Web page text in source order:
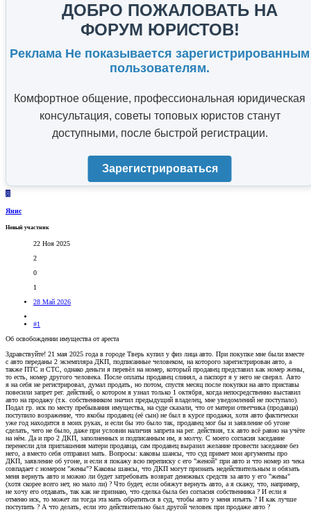
ДОБРО ПОЖАЛОВАТЬ НА
ФОРУМ ЮРИСТОВ!
Реклама Не показывается зарегистрированным
пользователям.
Комфортное общение, профессиональная юридическая
консультация, советы топовых юристов станут
доступными, после быстрой регистрации.
Зарегистрироваться
Я
Янис
Новый участник
22 Ноя 2025
2
0
1
28 Май 2026
#1
Об освобождении имущества от ареста
Здравствуйте! 21 мая 2025 года в городе Тверь купил у физ лица авто. При покупке мне были вместе
с авто переданы 2 экземпляра ДКП, подписанные человеком, на которого зарегистрирован авто, а
также ПТС и СТС, однако деньги я перевёл на номер, который продавец представил как номер жены,
то есть, номер другого человека. После оплаты продавец слинял, а паспорт я у него не сверял. Авто
я на себя не регистрировал, думал продать, но потом, спустя месяц после покупки на авто приставы
повесили запрет рег. действий, о котором я узнал только 1 октября, когда непосредственно выставил
авто на продажу (т.к. собственником значил предыдущий владелец, мне уведомлений не поступало).
Подал гр. иск по месту пребывания имущества, на суде сказали, что от матери ответчика (продавца)
поступило возражение, что якобы продавец (её сын) не был в курсе продажи, хотя авто фактически
уже год находится в моих руках, и если бы это было так, продавец мог бы и заявление об угоне
сделать, чего не было, даже при условии наличия запрета на рег. действия, т.к авто всё равно на учёте
на нём. Да и про 2 ДКП, заполненных и подписанным им, я молчу. С моего согласия заседание
перенесли для приглашения матери продавца, сам продавец выразил желание провести заседание без
него, а вместо себя отправил мать. Вопросы: каковы шансы, что суд примет мои аргументы про
ДКП, заявление об угоне, и если я покажу всю переписку с его "женой" при авто и что номер из чека
совпадает с номером "жены"? Каковы шансы, что ДКП могут признать недействительным и обязать
меня вернуть авто и можно ли будет затребовать возврат денежных средств за авто у его "жены"
(хотя скорее всего нет, но мало ли) ? Что будет, если обяжут вернуть авто, а я скажу, что, например,
не хочу его отдавать, так как не признаю, что сделка была без согласия собственника ? И если я
отменю иск, то может ли тогда эта мать обратиться в суд, чтобы авто у меня изъять ? И как лучше
поступить ? А что делать, если это действительно был другой человек при продаже авто ?